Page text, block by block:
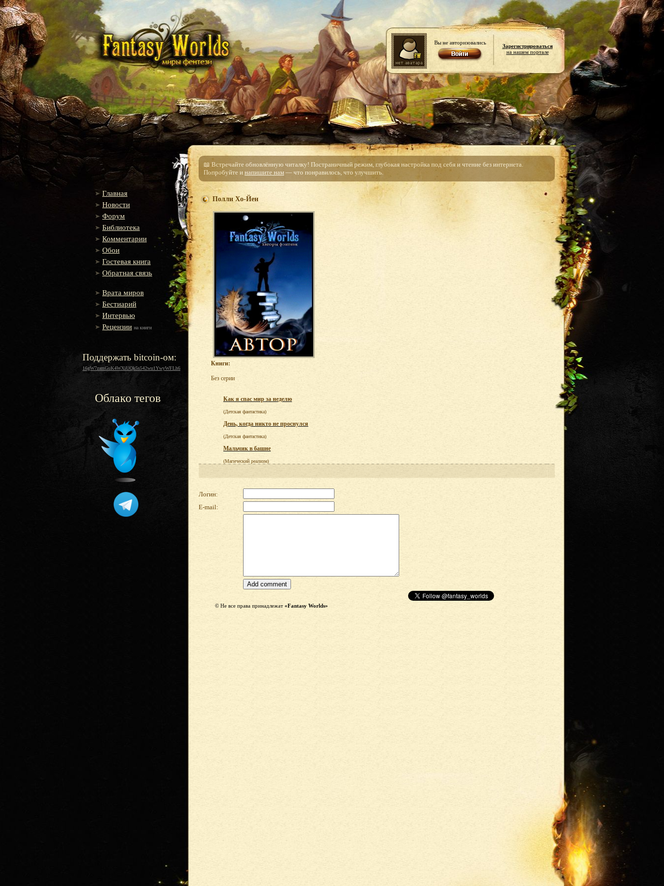
Вы не авторизовались
Зарегистрироваться
на нашем портале
Главная
Новости
Форум
Библиотека
Комментарии
Обои
Гостевая книга
Обратная связь
Врата миров
Бестиарий
Интервью
Рецензии на книги
Поддержать bitcoin-ом:
16gW7zamGuK4WXiUQk5s542wu1YwyWFLh6
Облако тегов
📖 Встречайте обновлённую читалку! Постраничный режим, глубокая настройка под себя и чтение без интернета.
Попробуйте и напишите нам — что понравилось, что улучшить.
Полли Хо-Йен
Книги:
Без серии
Как я спас мир за неделю
(Детская фантастика)
День, когда никто не проснулся
(Детская фантастика)
Мальчик в башне
(Магический реализм)
Логин:
E-mail:
© Не все права принадлежат «Fantasy Worlds»